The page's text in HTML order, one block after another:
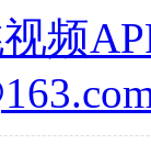
频APP